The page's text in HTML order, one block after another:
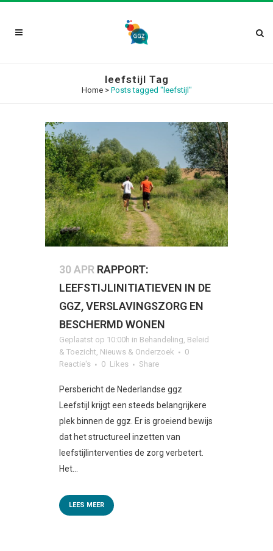
leefstijl Tag
Home> Posts tagged "leefstijl"
30 APR RAPPORT:
LEEFSTIJLINITIATIEVEN IN DE
GGZ, VERSLAVINGSZORG EN
BESCHERMD WONEN
Geplaatst op 10:00h in Behandeling, Beleid
& Toezicht, Nieuws & Onderzoek
0
Reactie's
0 Likes Share
Persbericht de Nederlandse ggz
Leefstijl krijgt een steeds belangrijkere
plek binnen de ggz. Er is groeiend bewijs
dat het structureel inzetten van
leefstijlinterventies de zorg verbetert.
Het...
LEES MEER